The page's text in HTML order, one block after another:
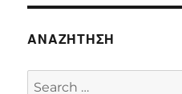
ΑΝΑΖΉΤΗΣΗ
Search